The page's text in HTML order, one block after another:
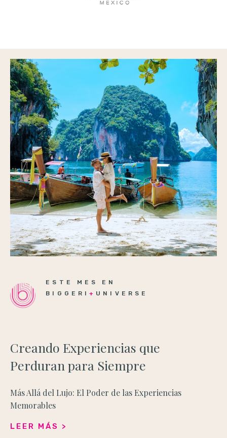
ESTE MES EN
BIGGERI+ UNIVERSE
Creando Experiencias que
Perduran para Siempre
Más Allá del Lujo: El Poder de las Experiencias
Memorables
LEER MÁS >